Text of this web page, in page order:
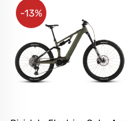
-13%